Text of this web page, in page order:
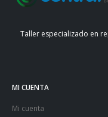
Taller especializado en
MI CUENTA
Mi cuenta